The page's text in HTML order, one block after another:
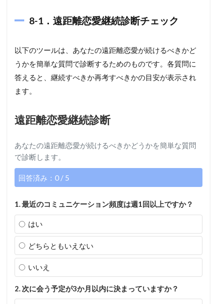
8-1．遠距離恋愛継続診断チェック
以下のツールは、あなたの遠距離恋愛が続けるべきかど
うかを簡単な質問で診断するためのものです。各質問に
答えると、継続すべきか再考すべきかの目安が表示され
ます。
遠距離恋愛継続診断
あなたの遠距離恋愛が続けるべきかどうかを簡単な質問
で診断します。
回答済み：0 / 5
1. 最近のコミュニケーション頻度は週1回以上ですか？
はい
どちらともいえない
いいえ
2. 次に会う予定が3か月以内に決まっていますか？